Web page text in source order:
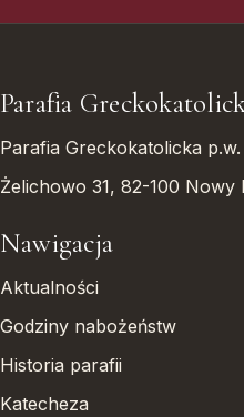
Parafia
Parafia Greckokatolicka
Żelichowo 31, 82-100 Nowy
Nawigacja
Aktualności
Godziny nabożeństw
Historia parafii
Katecheza